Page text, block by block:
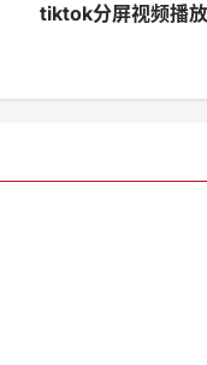
tiktok分屏视频播